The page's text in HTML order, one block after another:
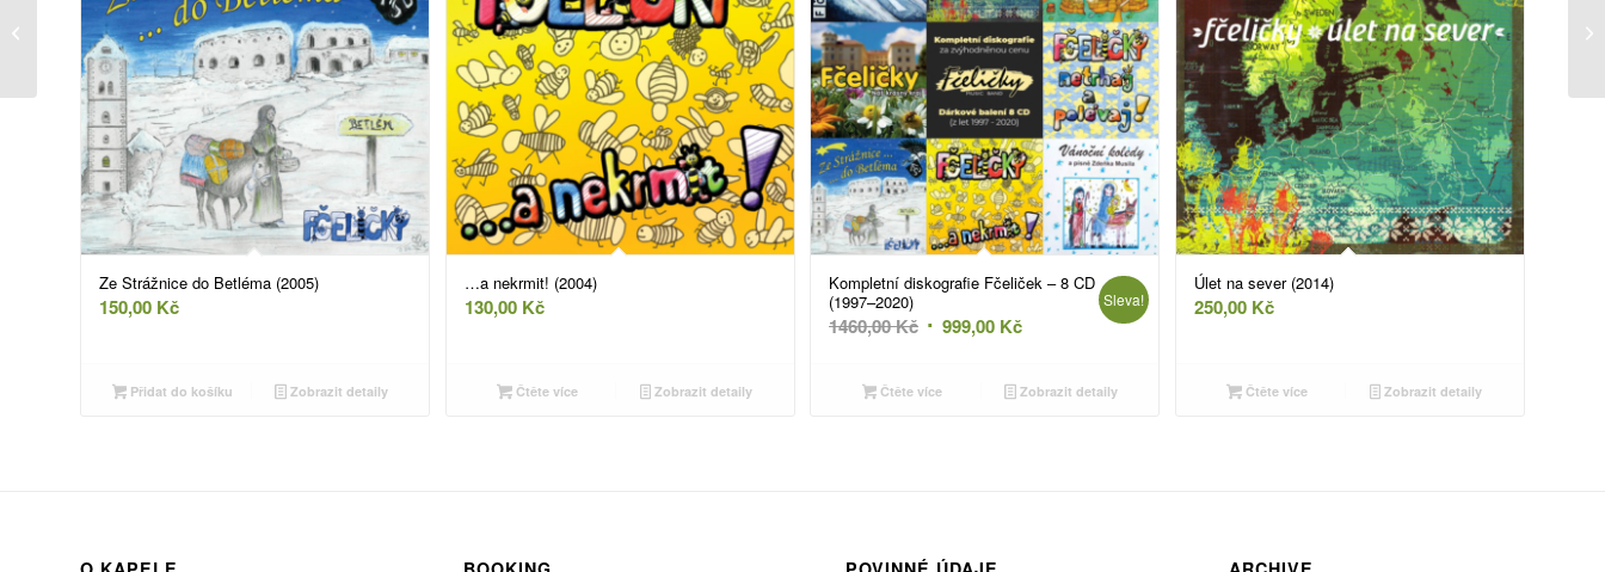
Ze Strážnice do Betléma (2005)
150,00 Kč
Přidat do košíku Zobrazit detaily
…a nekrmit! (2004)
130,00 Kč
Čtěte více Zobrazit detaily
Kompletní diskografie Fčeliček – 8 CD
(1997–2020)
1460,00Kč Původní
byla:
999,00 KčAktuální
je:
Sleva!
Čtěte více Zobrazit detaily
Úlet na sever (2014)
250,00 Kč
Čtěte více Zobrazit detaily
Ze Strážnice do
Betléma (2005)